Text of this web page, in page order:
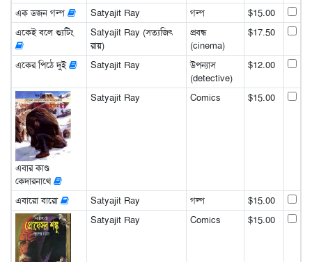
এক ডজন গল্প Satyajit Ray গল্প
$15.00
একেই বলে শ্যুটিং
Satyajit Ray (সত্যজিৎ
রায়)
প্রবন্ধ
(cinema)
$17.50
একের পিঠে দুই Satyajit Ray
উপন্যাস
(detective)
$12.00
এবার কাণ্ড
কেদারনাথে
Satyajit Ray Comics $15.00
এবারো বারো Satyajit Ray গল্প
$15.00
Satyajit Ray
Comics $15.00